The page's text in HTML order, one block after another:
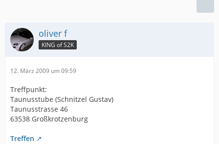
oliver f
KING of S2K
12. März 2009 um 09:59
Treffpunkt:
Taunusstube (Schnitzel Gustav)
Taunusstrasse 46
63538 Großkrotzenburg
Treffen